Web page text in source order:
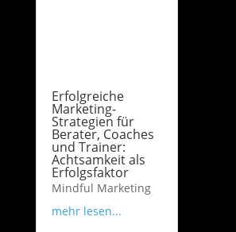
Erfolgreiche
Marketing-
Strategien für
Berater, Coaches
und Trainer:
Achtsamkeit als
Erfolgsfaktor
Mindful Marketing
mehr lesen...